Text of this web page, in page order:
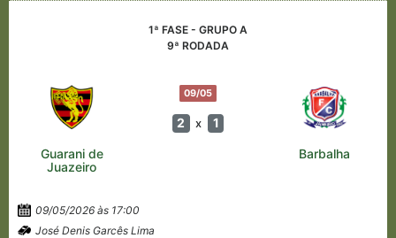
1ª FASE - GRUPO A
9ª RODADA
09/05
2 x 1
Guarani de
Juazeiro
Barbalha
09/05/2026 às 17:00
José Denis Garcês Lima